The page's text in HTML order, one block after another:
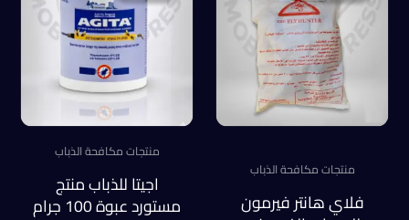
منتجات مكافحة الذباب
فلاي هانتر فيرمون
منتجات مكافحة الذباب
اجيتا للذباب منتج
مستورد عبوة 100 جرام